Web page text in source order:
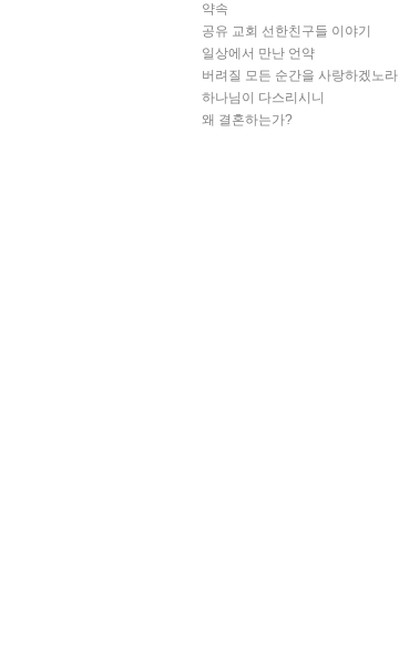
약속
공유 교회 선한친구들 이야기
일상에서 만난 언약
버려질 모든 순간을 사랑하겠노라
하나님이 다스리시니
왜 결혼하는가?